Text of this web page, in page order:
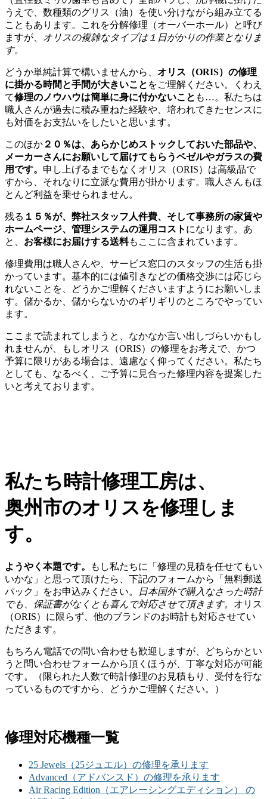
うえで、数種類のグリス（油）を使い分けながら組み立てる
こともあります。これを分解修理（オーバーホール）と呼び
ますが、 オリスの複雑なタイプは１日がかりの作業となりま
す。
どうか単純計算で構いませんから、 オリス（ORIS）の修理
に掛かる時間と手間が大きいこと をご理解ください。くわえ
て修理のノウハウは簡単に身に付かないこと も…。私たちは
職人さんが過去に積み重ねた経験や、培われてきたセンスに
も対価をお支払いをしたいと思います。
このほか ２０％は、あらかじめストックしておいた部品や、
メーカーさんにお願いして届けてもらうベゼルやガラスの費
用です。 申し上げるまでもなくオリス（ORIS）は高級品で
すから、それなりに立派な費用が掛かります。職人さんもほ
とんど利益を乗せられません。
残る １５％が、弊社スタッフ人件費、そして事務所の家賃や
ホームページ、管理システムの運用コスト になります。あ
と、 お客様にお届けする送料もここに含まれています。
修理費用は職人さんや、サービス窓口のスタッフの生活も掛
かっています。基本的には値引きなどの価格交渉には応じら
れないことを、どうかご理解くださいますようにお願いしま
す。儲かるか、儲からないかのギリギリのところでやってい
ます。
ここまで読まれてしまうと、なかなか言い出しづらいかもし
れませんが、もしオリス（ORIS）の修理をお考えで、かつ
予算に限りがある場合は、遠慮なく仰ってください。私たち
としても、なるべく、ご予算に見合った修理内容を提案した
いと考えております。
私たち時計修理工房は、
奥州市のオリスを修理しま
す。
ようやく本題です。
もし私たちに「修理の見積を任せてもい
いかな」と思って頂けたら、下記のフォームから「無料郵送
パック」をお申込みください。
日本国外で購入なさった時計
でも、保証書がなくとも喜んで対応させて頂きます。 オリス
（ORIS）に限らず、他のブランドのお時計も対応させてい
ただきます。
もちろん電話での問い合わせも歓迎しますが、どちらかとい
うと問い合わせフォームから頂くほうが、丁寧な対応が可能
です。（限られた人数で時計修理のお見積もり、受付を行な
っているものですから、どうかご理解ください。）
修理対応機種一覧
25 Jewels（25ジュエル）の修理を承ります
Advanced（アドバンスド）の修理を承ります
Air Racing Edition（エアレーシングエディション） の